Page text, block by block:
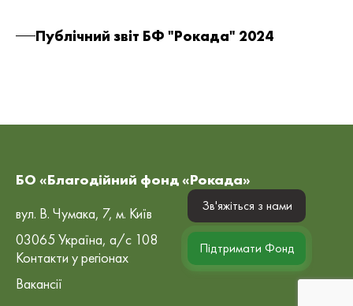
Публічний звіт БФ "Рокада" 2024
БО «Благодійний фонд «Рокада»
вул. В. Чумака, 7, м. Київ
03065 Україна, а/с 108
Контакти у регіонах
Вакансії
Зв'яжіться з нами
Підтримати Фонд